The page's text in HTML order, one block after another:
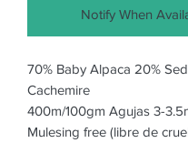
Notify When
70% Baby Alpaca 20%
Cachemire
400m/100gm Agujas 3-
Mulesing free (libre de